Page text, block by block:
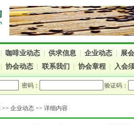
咖啡业动态 供求信息 企业动态
展
协会动态 联系我们 协会章程 入会
密码： 验证码：
>> 企业动态 >> 详细内容